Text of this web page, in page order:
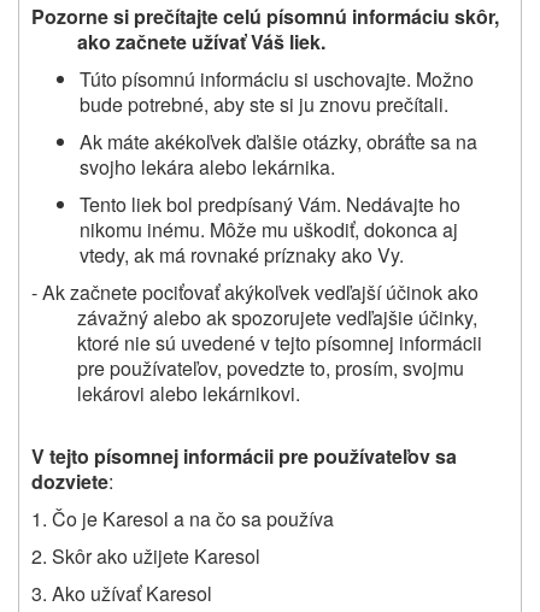
Pozorne si prečítajte celú písomnú informáciu skôr,
ako začnete užívaťVáš liek.
Túto písomnú informáciu si uschovajte. Možno
bude potrebné, aby ste si ju znovu prečítali.
Ak máte akékoľvek ďalšie otázky, obráťte sa na
svojho lekára alebo lekárnika.
Tento liek bol predpísaný Vám. Nedávajte ho
nikomu inému. Môže mu uškodiť, dokonca aj
vtedy, ak má rovnaké príznaky ako Vy.
- Ak začnete pociťovať akýkoľvek vedľajší účinok ako
závažný alebo ak spozorujete vedľajšie účinky,
ktoré nie sú uvedené v tejto písomnej informácii
pre používateľov, povedzte to, prosím, svojmu
lekárovi alebo lekárnikovi.
V tejto písomnej informácii pre používateľov sa
dozviete:
1. Čo je Karesol a na čo sa používa
2. Skôr ako užijete Karesol
3. Ako užívať Karesol